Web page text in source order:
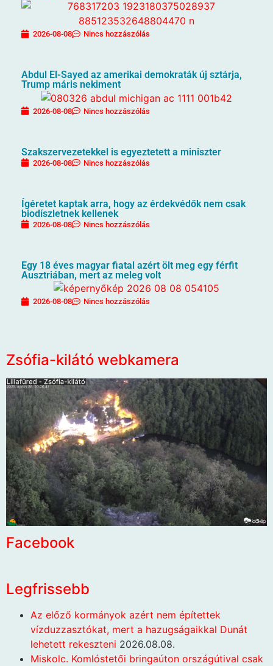
2026-08-08 Nincs hozzászólás
Abdul El-Sayed az amerikai demokraták új sztárja,
Trump máris nekiment
2026-08-08 Nincs hozzászólás
Szakszervezetekkel is egyeztetett a miniszter
2026-08-08 Nincs hozzászólás
Ígéretet kaptak arra, hogy az érdekvédők nem csak
biodíszletnek kellenek
2026-08-08 Nincs hozzászólás
Egy 18 éves magyar fiatal azért ölt meg egy férfit
Ausztriában, mert az meleg volt
2026-08-08 Nincs hozzászólás
Zsófia-kilátó webkamera
Facebook
Legfrissebb
Az előző kormányok azért nem építettek
vízduzzasztókat, mert a hazugságaikkal Dunát
lehetett rekeszteni 2026.08.08.
Miskolc. Komlóstetői bringaúton országútival csak